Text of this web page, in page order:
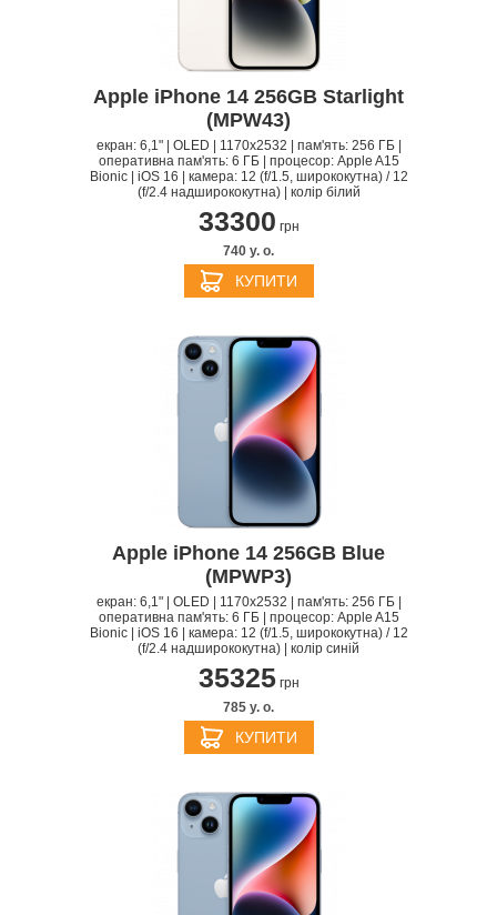
Apple iPhone 14 256GB Starlight
(MPW43)
екран: 6,1" | OLED | 1170x2532 | пам'ять: 256 ГБ |
оперативна пам'ять: 6 ГБ | процесор: Apple A15
Bionic | iOS 16 | камера: 12 (f/1.5, ширококутна) / 12
(f/2.4 надширококутна) | колір білий
33300 грн
740 y. о.
КУПИТИ
Apple iPhone 14 256GB Blue
(MPWP3)
екран: 6,1" | OLED | 1170x2532 | пам'ять: 256 ГБ |
оперативна пам'ять: 6 ГБ | процесор: Apple A15
Bionic | iOS 16 | камера: 12 (f/1.5, ширококутна) / 12
(f/2.4 надширококутна) | колір синій
35325грн
785 y. о.
КУПИТИ